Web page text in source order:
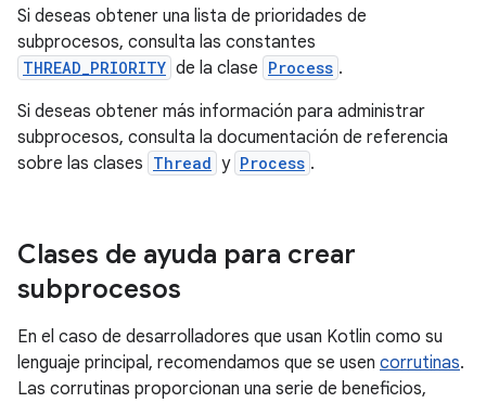
Si deseas obtener una lista de prioridades de
subprocesos, consulta las constantes
THREAD_PRIORITY de la clase Process .
Si deseas obtener más información para administrar
subprocesos, consulta la documentación de referencia
sobre las clases Thread y Process .
Clases de ayuda para crear
subprocesos
En el caso de desarrolladores que usan Kotlin como su
lenguaje principal, recomendamos que se usen corrutinas.
Las corrutinas proporcionan una serie de beneficios,